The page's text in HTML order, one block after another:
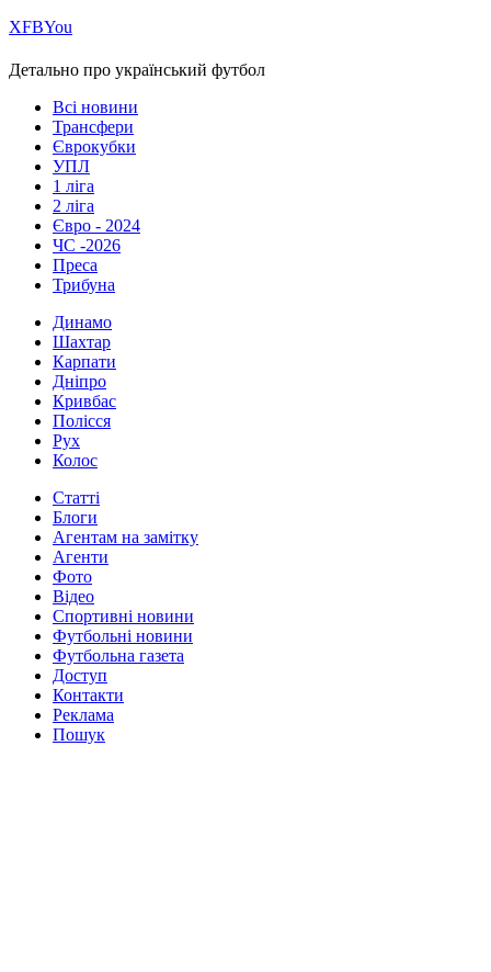
ХFBYou
Детально про український футбол
Всі новини
Трансфери
Єврокубки
УПЛ
1 ліга
2 ліга
Євро - 2024
ЧС -2026
Преса
Трибуна
Динамо
Шахтар
Карпати
Дніпро
Кривбас
Полісся
Рух
Колос
Статті
Блоги
Агентам на замітку
Агенти
Фото
Відео
Спортивні новини
Футбольні новини
Футбольна газета
Доступ
Контакти
Реклама
Пошук